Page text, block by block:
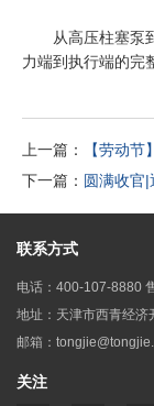
从高压柱塞泵
力端到执行端的完
上一篇：
【劳动
下一篇： 圆满收官
联系方式
电话：400-107-8880
地址：天津市西青经
邮箱：
关注